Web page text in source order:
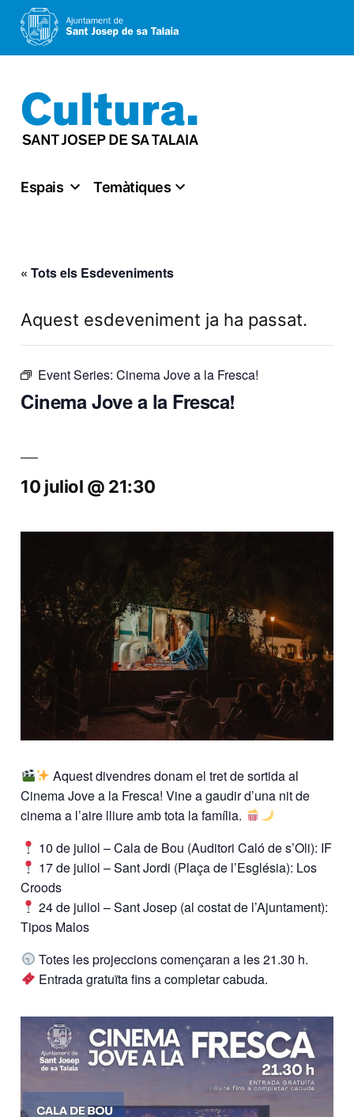
al
contingut
Espais Temàtiques
« Tots els Esdeveniments
Aquest esdeveniment ja ha passat.
Event Series:Cinema Jove a la Fresca!
Cinema Jove a la Fresca!
10 juliol @ 21:30
Aquest divendres donam el tret de sortida al
Cinema Jove a la Fresca! Vine a gaudir d’una nit de
cinema a l’aire lliure amb tota la família.
10 de juliol – Cala de Bou (Auditori Caló de s’Oli): IF
17 de juliol – Sant Jordi (Plaça de l’Església): Los
Croods
24 de juliol – Sant Josep (al costat de l’Ajuntament):
Tipos Malos
Totes les projeccions començaran a les 21.30 h.
Entrada gratuïta fins a completar cabuda.